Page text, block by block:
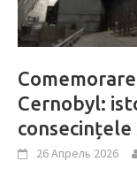
Cernobyl:
26 Апрель 2026